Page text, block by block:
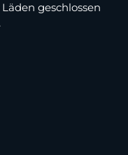
geschlossen